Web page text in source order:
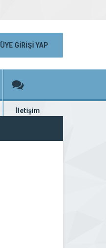
ÜYE GİRİŞİ YAP
İletişim
Bize ulaşın